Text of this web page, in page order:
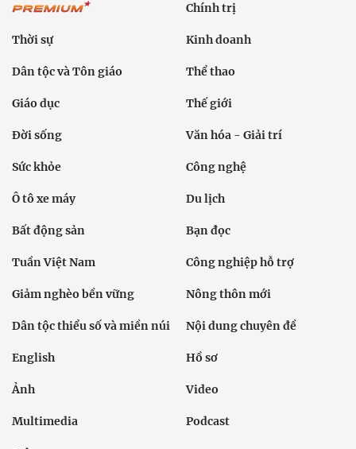
Chính trị
Thời sự Kinh doanh
Dân tộc và Tôn giáo Thể thao
Giáo dục Thế giới
Đời sống Văn hóa - Giải trí
Sức khỏe Công nghệ
Ô tô xe máy Du lịch
Bất động sản Bạn đọc
Tuần Việt Nam Công nghiệp hỗ trợ
Giảm nghèo bền vững Nông thôn mới
Dân tộc thiểu số và miền núi Nội dung chuyên đề
English Hồ sơ
Ảnh Video
Multimedia Podcast